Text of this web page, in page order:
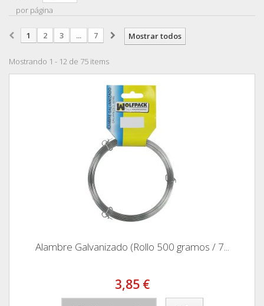
por página
Mostrar todos
1 2 3 ... 7
Mostrando 1 - 12 de 75 items
Alambre Galvanizado (Rollo 500 gramos / 7...
3,85 €